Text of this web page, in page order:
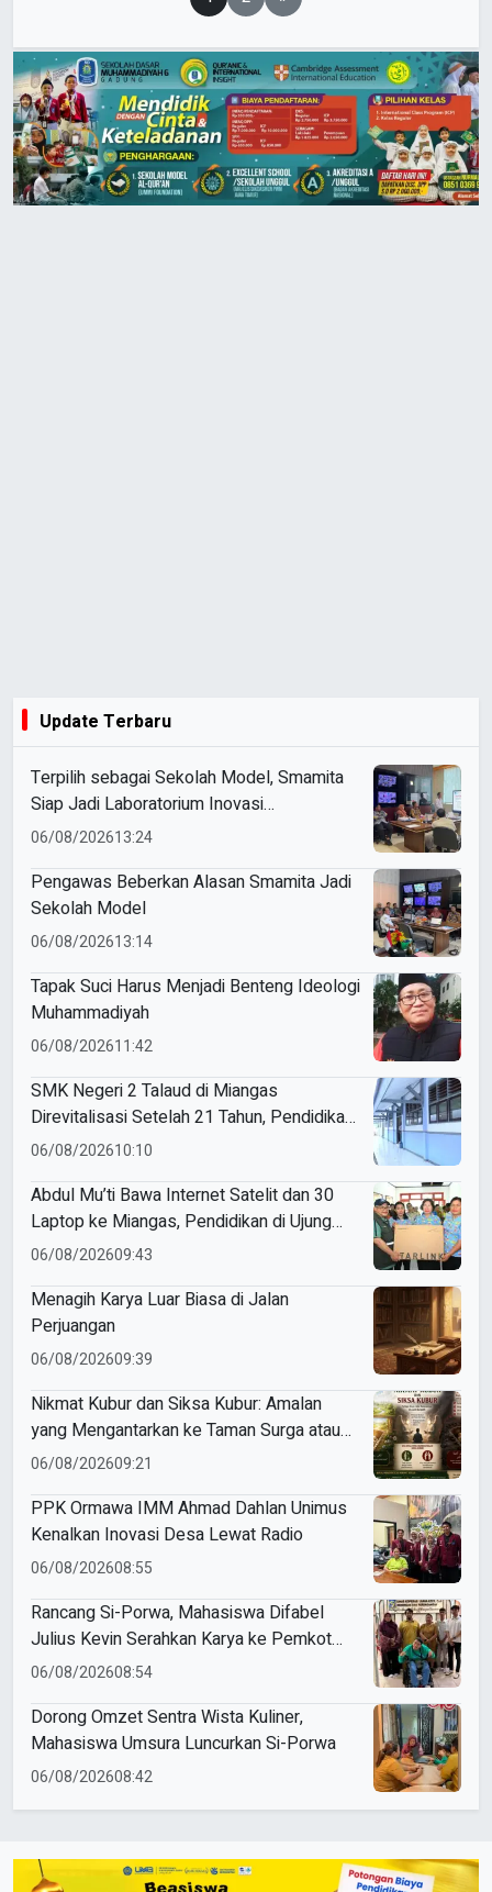
Update Terbaru
Terpilih sebagai Sekolah Model, Smamita
Siap Jadi Laboratorium Inovasi
Pembelajaran AI
06/08/202613:24
Pengawas Beberkan Alasan Smamita Jadi
Sekolah Model
06/08/202613:14
Tapak Suci Harus Menjadi Benteng Ideologi
Muhammadiyah
06/08/202611:42
SMK Negeri 2 Talaud di Miangas
Direvitalisasi Setelah 21 Tahun, Pendidikan
3T Makin Berkualitas
06/08/202610:10
Abdul Mu’ti Bawa Internet Satelit dan 30
Laptop ke Miangas, Pendidikan di Ujung
Negeri Makin Digital
06/08/202609:43
Menagih Karya Luar Biasa di Jalan
Perjuangan
06/08/202609:39
Nikmat Kubur dan Siksa Kubur: Amalan
yang Mengantarkan ke Taman Surga atau
Azab Barzakh
06/08/202609:21
PPK Ormawa IMM Ahmad Dahlan Unimus
Kenalkan Inovasi Desa Lewat Radio
06/08/202608:55
Rancang Si-Porwa, Mahasiswa Difabel
Julius Kevin Serahkan Karya ke Pemkot
Surabaya
06/08/202608:54
Dorong Omzet Sentra Wista Kuliner,
Mahasiswa Umsura Luncurkan Si-Porwa
06/08/202608:42